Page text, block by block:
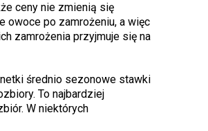
ceny nie zmienią się
owoce po zamrożeniu, a więc
zamrożenia przyjmuje się na
średnio sezonowe stawki
To najbardziej
W niektórych